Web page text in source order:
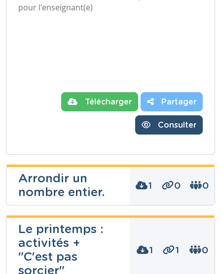
pour l'enseignant(e)
Télécharger Partager
Consulter
Arrondir un
nombre entier.
1 0 0
Niveau
Fondamental
Cours
Mathématiques
Le printemps :
activités +
"C'est pas
sorcier"
1 1 0